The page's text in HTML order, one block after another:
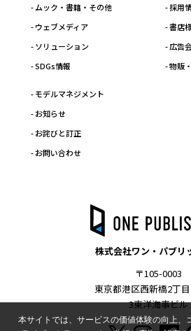
- ムック・書籍・その他
- ウェブメディア
- ソリューション
- SDGs情報
- 採用
- 書店
- 広告
- 物販
- モデルマネジメント
- お知らせ
- お詫びと訂正
- お問い合わせ
株式会社ワン・パブリ
〒105-0003
東京都港区西新橋2丁
3東洋海事ビル
本サイトでは、サービスの価値体験の向上、